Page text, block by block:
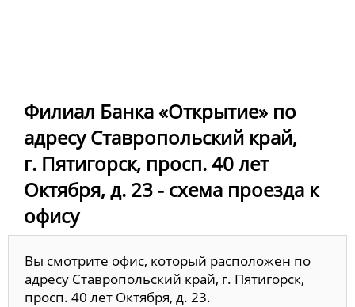
Филиал Банка «Открытие» по
адресу Ставропольский край,
г. Пятигорск, просп. 40 лет
Октября, д. 23 - схема проезда к
офису
Вы смотрите офис, который расположен по
адресу Ставропольский край, г. Пятигорск,
просп. 40 лет Октября, д. 23.